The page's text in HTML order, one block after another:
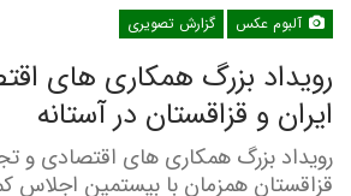
آلبوم عکس گزارش تصویری
رویداد بزرگ همکاری های
ایران و قزاقستان در آستانه
رویداد بزرگ همکاری های اقتصادی و
قزاقستان همزمان با بیستمین اجلاس